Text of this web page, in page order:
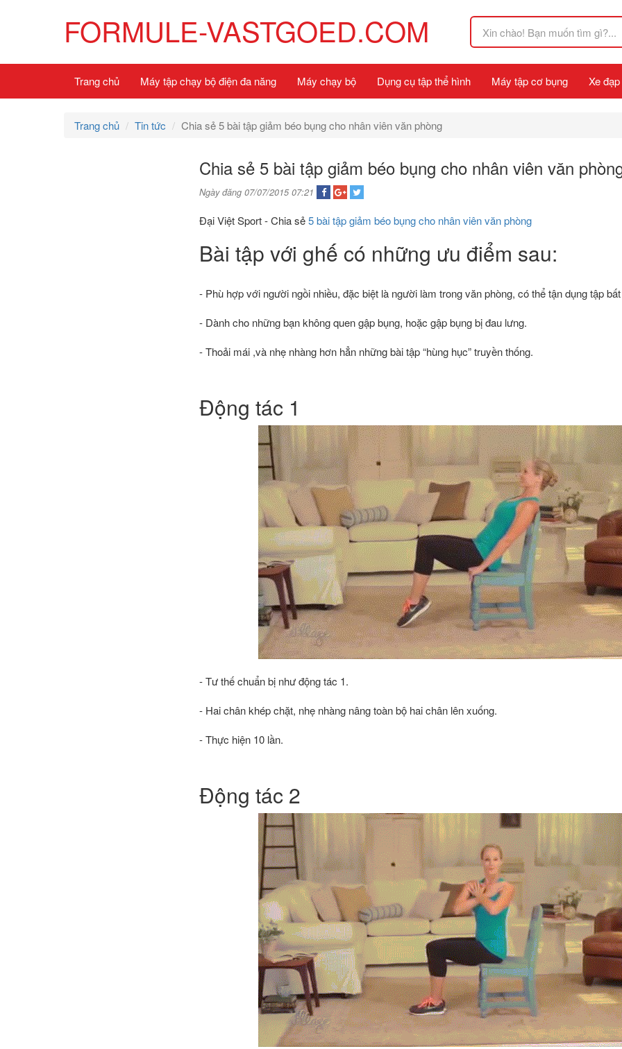
FORMULE-VASTGOED.COM
Trang chủ Máy tập chạy bộ điện đa năng Máy chạy bộ Dụng cụ tập thể hình Máy tập cơ bụng Xe
Trang chủ Tin tức Chia sẻ 5 bài tập giảm béo bụng cho nhân viên văn phòng
Chia sẻ 5 bài tập giảm béo bụng cho nhân viên văn
Ngày đăng 07/07/2015 07:21
Đại Việt Sport - Chia sẻ5 bài tập giảm béo bụng cho nhân viên văn phòng
Bài tập với ghế có những ưu điểm sau:
- Phù hợp với người ngồi nhiều, đặc biệt là người làm trong văn phòng, có thể tận dụng tập
- Dành cho những bạn không quen gập bụng, hoặc gập bụng bị đau lưng.
- Thoải mái ,và nhẹ nhàng hơn hẳn những bài tập “hùng hục” truyền thống.
Động tác 1
- Tư thế chuẩn bị như động tác 1.
- Hai chân khép chặt, nhẹ nhàng nâng toàn bộ hai chân lên xuống.
- Thực hiện 10 lần.
Động tác 2